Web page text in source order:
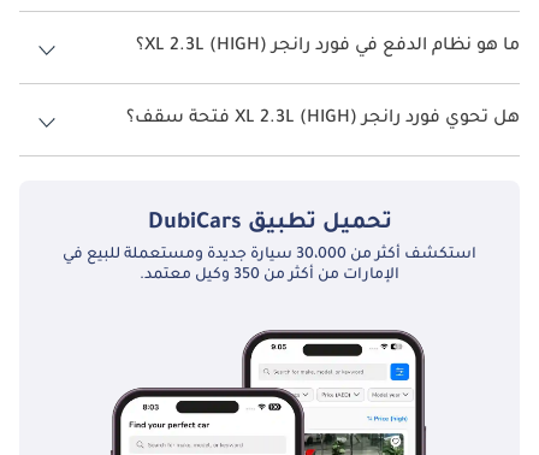
تتسع فورد رانجر XL 2.3L (HIGH) لأ 5 أشخاص.
ما هو نظام الدفع في فورد رانجر XL 2.3L (HIGH)؟
نظام الدفع في فورد رانجر Rear Wheel Drive XL 2.3L (HIGH).
هل تحوي فورد رانجر XL 2.3L (HIGH) فتحة سقف؟
نعم توفر فورد رانجر XL 2.3L (HIGH) فتحة السقف كخيار.
تحميل تطبيق DubiCars
استكشف أكثر من 30،000 سيارة جديدة ومستعملة للبيع في
الإمارات من أكثر من 350 وكيل معتمد.